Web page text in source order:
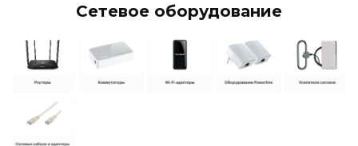
Сетевое оборудование